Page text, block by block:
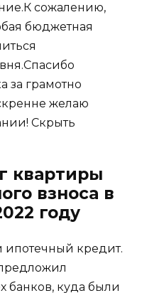
сожалению,
бюджетная
за грамотно
желаю
Скрыть
квартиры
взноса в
году
ипотечный кредит.
банков, куда были